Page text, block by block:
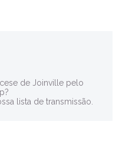
de Joinville pelo
lista de transmissão.